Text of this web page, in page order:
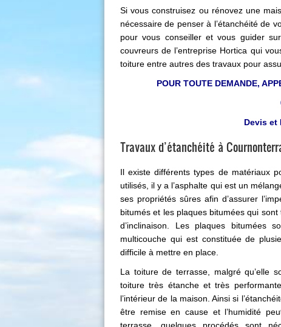
Si vous construisez ou rénovez une
nécessaire de penser à l’étanchéité de
pour vous conseiller et vous guider
couvreurs de l’entreprise Hortica qui
toiture entre autres des travaux pour
POUR TOUTE DEMANDE,
Devis et
Travaux d’étanchéité à
Il existe différents types de matériaux
utilisés, il y a l’asphalte qui est un
ses propriétés sûres afin d’assurer
bitumés et les plaques bitumées qui
d’inclinaison. Les plaques bitumées
multicouche qui est constituée de
difficile à mettre en place.
La toiture de terrasse, malgré qu’elle
toiture très étanche et très
l’intérieur de la maison. Ainsi si
être remise en cause et l’humidité